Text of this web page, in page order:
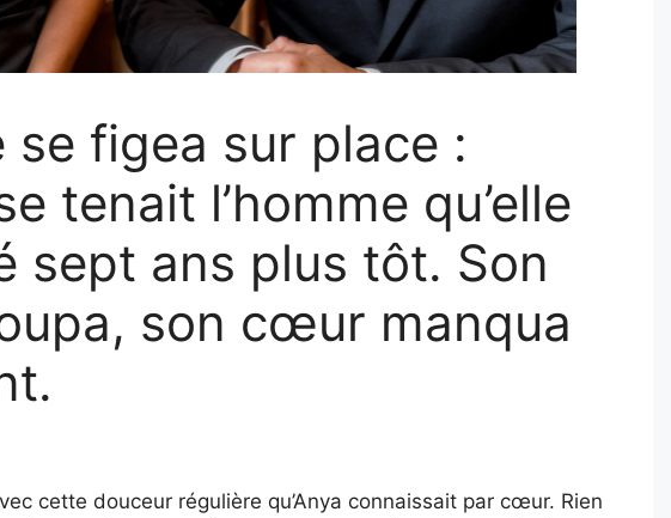
se figea sur place :
tenait l’homme qu’elle
sept ans plus tôt. Son
son cœur manqua
cette douceur régulière qu’Anya connaissait par cœur. Rien